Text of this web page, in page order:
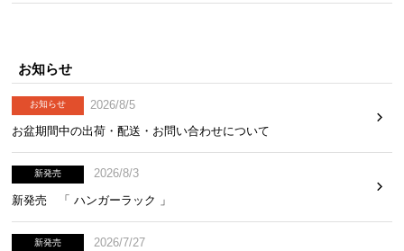
お知らせ
お知らせ
2026/8/5
お盆期間中の出荷・配送・お問い合わせについて
新発売
2026/8/3
新発売 「 ハンガーラック 」
新発売
2026/7/27